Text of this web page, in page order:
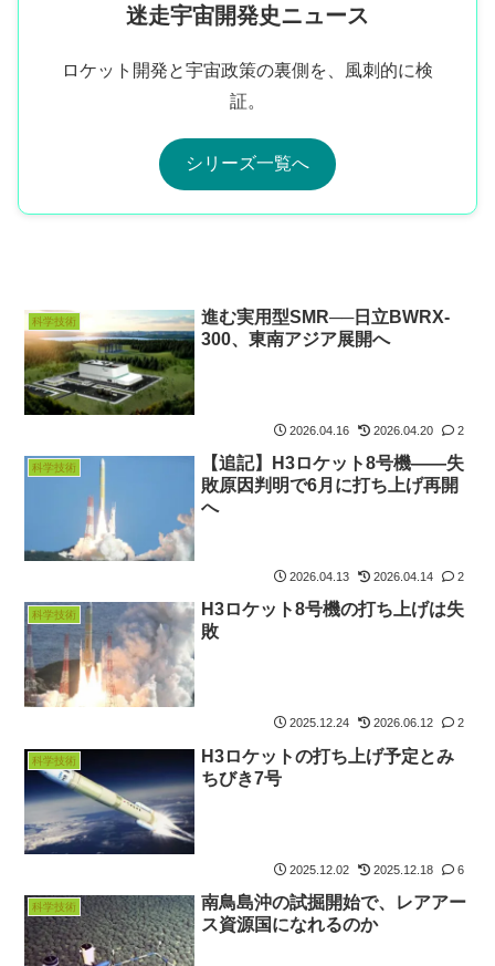
迷走宇宙開発史ニュース
ロケット開発と宇宙政策の裏側を、風刺的に検
証。
シリーズ一覧へ
科学技術
進む実用型SMR──日立BWRX-
300、東南アジア展開へ
2026.04.16 2026.04.20 2
科学技術
【追記】H3ロケット8号機――失
敗原因判明で6月に打ち上げ再開
へ
2026.04.13 2026.04.14 2
科学技術
H3ロケット8号機の打ち上げは失
敗
2025.12.24 2026.06.12 2
科学技術
H3ロケットの打ち上げ予定とみ
ちびき7号
2025.12.02 2025.12.18 6
科学技術
南鳥島沖の試掘開始で、レアアー
ス資源国になれるのか